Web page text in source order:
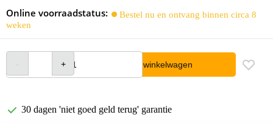
Online voorraadstatus:
Bestel nu en ontvang binnen circa 8
weken
In winkelwagen
30 dagen 'niet goed geld terug' garantie